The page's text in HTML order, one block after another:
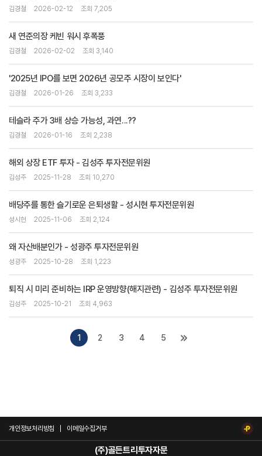
김경철 2026-02-12 조회 7,205
새 연준의장 케빈 워시 후폭풍
김경철 2026-02-02 조회 3,140
'2025년 IPO를 보면 2026년 공모주 시장이 보인다'
김경철 2026-01-26 조회 3,233
테슬라 주가 3배 상승 가능성, 과연...??
김경철 2026-01-16 조회 2,238
해외 상장 ETF 투자 - 김성주 투자전문위원
김성주 2025-11-28 조회 10,270
배당주를 통한 슬기로운 은퇴생활 - 성시현 투자전문위원
성시현 2025-11-06 조회 2,124
왜 자산배분인가 - 성광주 투자전문위원
성광주 2025-10-28 조회 1,223
퇴직 시 미리 준비하는 IRP 운영방향(해지관련) - 김성주 투자전문위원
김성주 2025-10-21 조회 4,963
1 2 3 4 5
개인정보처리방침 이메일수집거부
(주)골든트리투자자문